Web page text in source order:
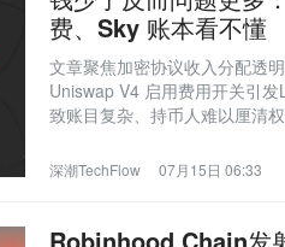
费、Sky 账本看不懂
文章聚焦加密协议收入分配透
Uniswap V4 启用费用开关引
致账目复杂、持币人难以厘清
深潮TechFlow 07月15日 06:33